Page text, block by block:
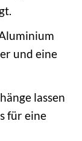
und eine
lassen
für eine